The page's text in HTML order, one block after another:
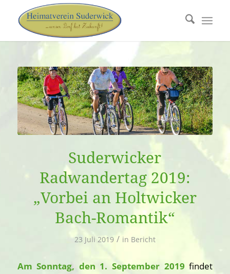
Suderwicker
Radwandertag 2019:
„Vorbei an Holtwicker
Bach-Romantik“
23 Juli 2019 / in Bericht
Am Sonntag, den 1. September 2019 findet